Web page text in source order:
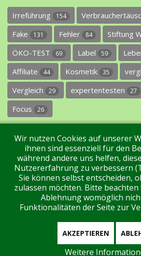
Irreführung 154
Fake 131 Fehler 84 Stiftung
ÖKO-TEST 69 Label 59
Affiliate 44 Kosmetik 35
Vergleich 29 expertentesten 27
Focus 26
Impressum Datenschutz Über
Tags Unterstützen Sie uns!
Aktuell sind 192 Gäste und keine
Wir nutzen Cookies auf unserer
ihnen sind essenziell für den
während andere uns helfen,
Nutzererfahrung zu verbessern
Sie können selbst entscheiden,
zulassen möchten. Bitte beachten
Ablehnung womöglich
Funktionalitäten der Seite zur
AKZEPTIEREN
Weitere